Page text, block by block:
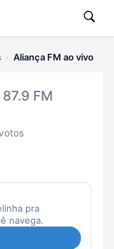
Aliança FM ao vivo
87.9 FM
pra
navega.